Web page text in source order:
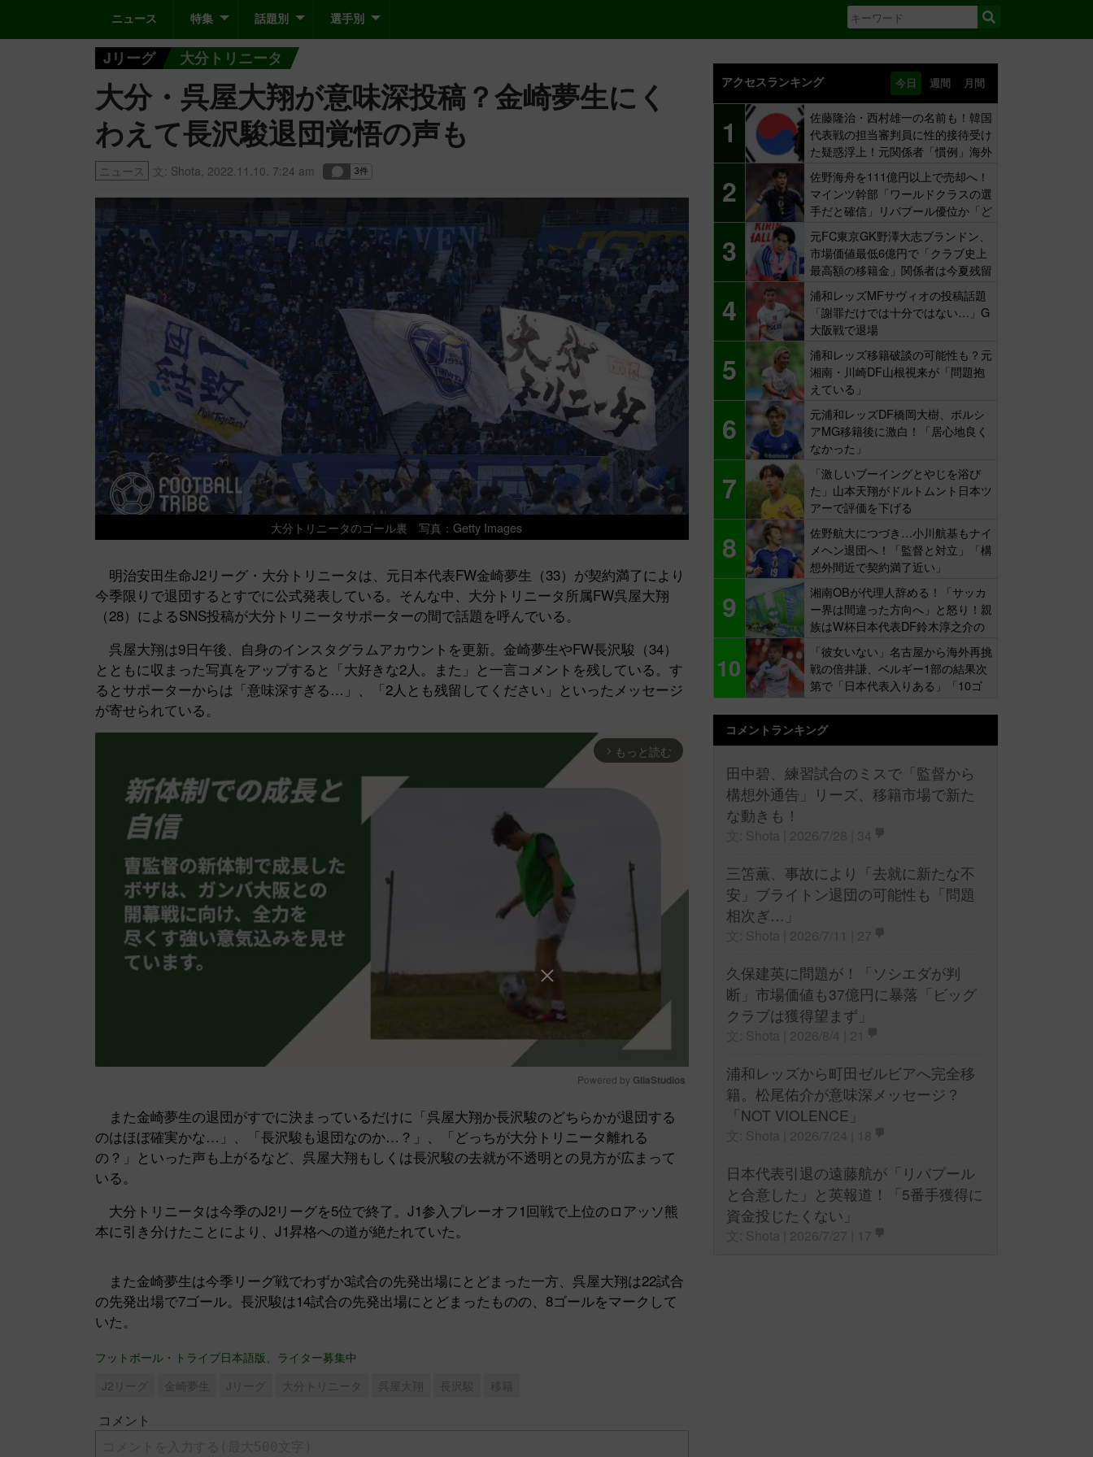
ニュース 特集 話題別 選手別
Jリーグ 大分トリニータ
大分・呉屋大翔が意味深投稿？金崎夢生にく
わえて長沢駿退団覚悟の声も
ニュース 文: Shota 2022.11.10. 7:24 am
大分トリニータのゴール裏 写真：Getty Images
明治安田生命J2リーグ・大分トリニータは、元日本代表FW金崎夢生（33）が契約満了により
今季限りで退団するとすでに公式発表している。そんな中、大分トリニータ所属FW呉屋大翔
（28）によるSNS投稿が大分トリニータサポーターの間で話題を呼んでいる。
呉屋大翔は9日午後、自身のインスタグラムアカウントを更新。金崎夢生やFW長沢駿（34）
とともに収まった写真をアップすると「大好きな2人。また」と一言コメントを残している。す
るとサポーターからは「意味深すぎる…」、「2人とも残留してください」といったメッセージ
が寄せられている。
arrow_forward_ios もっと読む
Mute
Powered by GliaStudios
また金崎夢生の退団がすでに決まっているだけに「呉屋大翔か長沢駿のどちらかが退団する
のはほぼ確実かな…」、「長沢駿も退団なのか…？」、「どっちが大分トリニータ離れる
の？」といった声も上がるなど、呉屋大翔もしくは長沢駿の去就が不透明との見方が広まって
いる。
大分トリニータは今季のJ2リーグを5位で終了。J1参入プレーオフ1回戦で上位のロアッソ熊
本に引き分けたことにより、J1昇格への道が絶たれていた。
また金崎夢生は今季リーグ戦でわずか3試合の先発出場にとどまった一方、呉屋大翔は22試合
の先発出場で7ゴール。長沢駿は14試合の先発出場にとどまったものの、8ゴールをマークして
いた。
フットボール・トライブ日本語版、ライター募集中
J2リーグ 金崎夢生 Jリーグ 大分トリニータ 呉屋大翔 長沢駿 移籍
アクセスランキング 今日 週間 月間
1
佐藤隆治・西村雄一の名前も！韓国
代表戦の担当審判員に性的接待受け
た疑惑浮上！元関係者「慣例」海外
2
佐野海舟を111億円以上で売却へ！
マインツ幹部「ワールドクラスの選
手だと確信」リバプール優位か「ど
ちらかだ」
3
元FC東京GK野澤大志ブランドン、
市場価値最低6億円で「クラブ史上
最高額の移籍金」関係者は今夏残留
示唆も
4
浦和レッズMFサヴィオの投稿話題
「謝罪だけでは十分ではない…」G
大阪戦で退場
5
浦和レッズ移籍破談の可能性も？元
湘南・川崎DF山根視来が「問題抱
えている」
6
元浦和レッズDF橋岡大樹、ボルシ
アMG移籍後に激白！「居心地良く
なかった」
7
「激しいブーイングとやじを浴び
た」山本天翔がドルトムント日本ツ
アーで評価を下げる
8
佐野航大につづき…小川航基もナイ
メヘン退団へ！「監督と対立」「構
想外間近で契約満了近い」
9
湘南OBが代理人辞める！「サッカ
ー界は間違った方向へ」と怒り！親
族はW杯日本代表DF鈴木淳之介の
同僚
10
「彼女いない」名古屋から海外再挑
戦の倍井謙、ベルギー1部の結果次
第で「日本代表入りある」「10ゴ
コメントランキング
田中碧、練習試合のミスで「監督から
構想外通告」リーズ、移籍市場で新た
な動きも！
三笘薫、事故により「去就に新たな不
安」ブライトン退団の可能性も「問題
相次ぎ…」
久保建英に問題が！「ソシエダが判
断」市場価値も37億円に暴落「ビッグ
クラブは獲得望まず」
浦和レッズから町田ゼルビアへ完全移
籍。松尾佑介が意味深メッセージ？
「NOT VIOLENCE」
日本代表引退の遠藤航が「リバプール
と合意した」と英報道！「5番手獲得に
資金投じたくない」